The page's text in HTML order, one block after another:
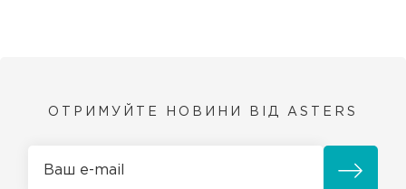
ОТРИМУЙТЕ НОВИНИ ВІД ASTERS